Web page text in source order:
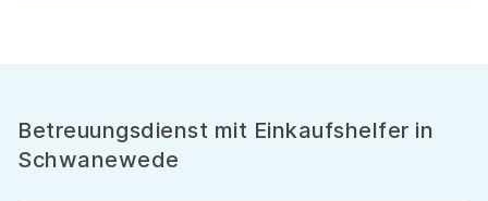
Betreuungsdienst mit Einkaufshelfer in
Schwanewede